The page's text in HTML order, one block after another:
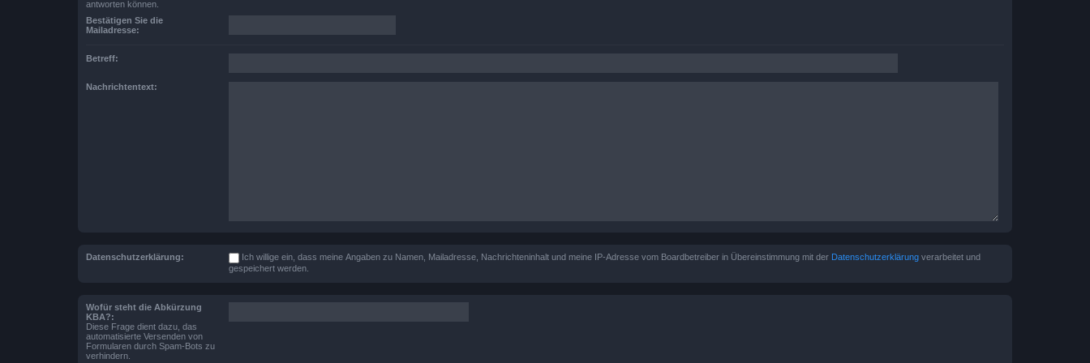
antworten können.
Bestätigen Sie die
Mailadresse:
Betreff:
Nachrichtentext:
Datenschutzerklärung: Ich willige ein, dass meine Angaben zu Namen, Mailadresse, Nachrichteninhalt und meine IP-Adresse vom Boardbetreiber in Übereinstimmung mit der Datenschutzerklärung verarbeitet und
gespeichert werden.
Wofür steht die Abkürzung
KBA?:
Diese Frage dient dazu, das
automatisierte Versenden von
Formularen durch Spam-Bots zu
verhindern.